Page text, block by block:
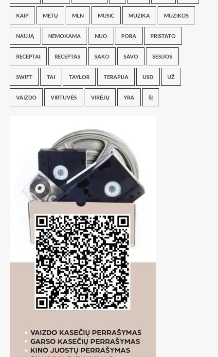
KAIP METŲ MLN MUSIC MUZIKA MUZIKOS
NAUJĄ NEMOKAMA NUO PORA PRISTATO
RECEPTAI RECEPTAS SAKO SAVO SESIJOS
SWIFT TAI TAYLOR TERAPIJA USD UŽ
VAIZDO VIRTUVĖS VIRĖJŲ YRA ŠĮ